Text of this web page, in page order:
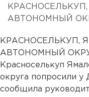
АВТОНОМНЫЙ
КРАСНОСЕЛЬКУП,
АВТОНОМНЫЙ
Красноселькуп
округа попросили у
сообщила